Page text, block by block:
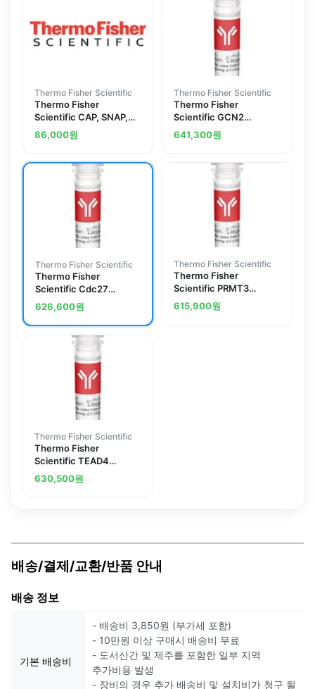
Thermo Fisher Scientific
Thermo Fisher
Scientific CAP, SNAP,
PE, SIZE 1 (738371)
86,000원
Thermo Fisher Scientific
Thermo Fisher
Scientific GCN2
Polyclonal Antibody
641,300원
Thermo Fisher Scientific
Thermo Fisher
Scientific Cdc27
Polyclonal Antibody
626,600원
Thermo Fisher Scientific
Thermo Fisher
Scientific PRMT3
Recombinant Mouse
Monoclonal Antibody
615,900원
Thermo Fisher Scientific
Thermo Fisher
Scientific TEAD4
Polyclonal Antibody
630,500원
배송/결제/교환/반품 안내
배송 정보
기본 배송비
- 배송비 3,850원 (부가세 포함)
- 10만원 이상 구매시 배송비 무료
- 도서산간 및 제주를 포함한 일부 지역
추가비용 발생
- 장비의 경우 추가 배송비 및 설치비가 청구 될